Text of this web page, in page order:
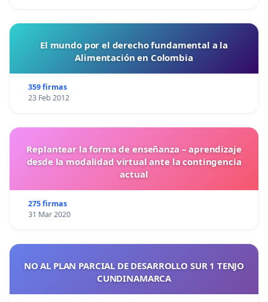
El mundo por el derecho fundamental a la
Alimentación en Colombia
359 firmas
23 Feb 2012
Replantear la forma de enseñanza – aprendizaje
desde la modalidad virtual ante la contingencia
actual
275 firmas
31 Mar 2020
NO AL PLAN PARCIAL DE DESARROLLO SUR 1 TENJO
CUNDINAMARCA